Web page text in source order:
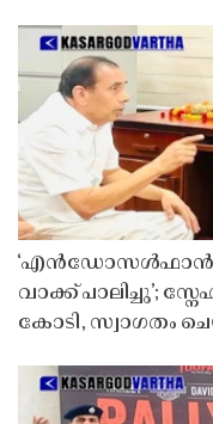
‘എൻഡോസൾഫാൻ
വാക്ക് പാലിച്ചു’;
കോടി, സ്വാഗതം